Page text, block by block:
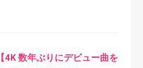
【4K 数年ぶりにデビュー曲を